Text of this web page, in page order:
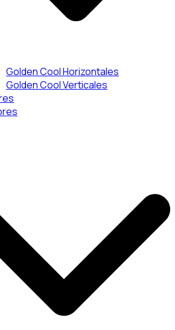
Golden Cool Horizontales
Golden Cool Verticales